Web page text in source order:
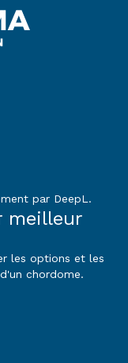
par DeepL.
meilleur
les options et les
chordome.